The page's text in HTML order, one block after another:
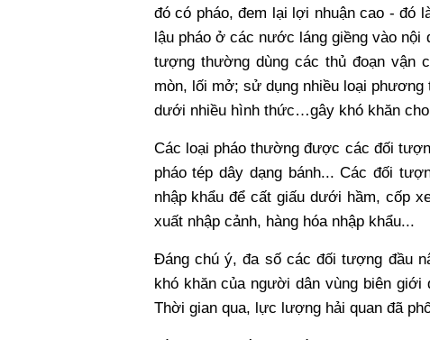
đó có pháo, đem lại lợi nhuận cao - đó
lậu pháo ở các nước láng giềng vào
tượng thường dùng các thủ đoạn vận
mòn, lối mở; sử dụng nhiều loại
dưới nhiều hình thức…gây khó khăn
Các loại pháo thường được các đối
pháo tép dây dạng bánh... Các đối
nhập khẩu để cất giấu dưới hầm, cốp
xuất nhập cảnh, hàng hóa nhập khẩu...
Đáng chú ý, đa số các đối tượng đầu
khó khăn của người dân vùng biên
Thời gian qua, lực lượng hải quan đã